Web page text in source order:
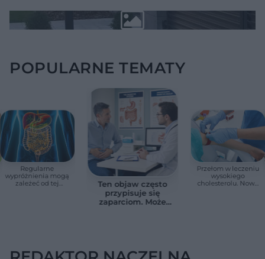
POPULARNE TEMATY
Regularne
wypróżnienia mogą
zależeć od tej
Ten objaw często
przypisuje się
zaparciom. Może
Przełom w leczeniu
wysokiego
cholesterolu. Nowa